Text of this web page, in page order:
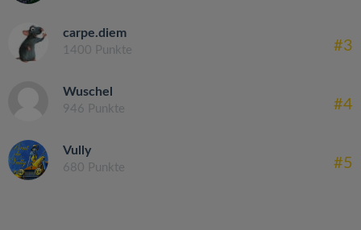
carpe.diem
1400 Punkte #3
Wuschel
946 Punkte #4
Vully
680 Punkte #5